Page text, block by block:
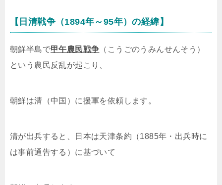
【日清戦争（1894年～95年）の経緯】
朝鮮半島で甲午農民戦争 （こうごのうみんせんそう）
という農民反乱が起こり、
朝鮮は清（中国）に援軍を依頼します。
清が出兵すると、日本は天津条約（1885年・出兵時に
は事前通告する）に基づいて